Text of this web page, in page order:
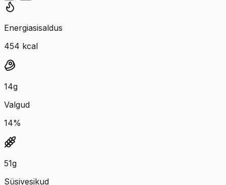
Energiasisaldus
454 kcal
14g
Valgud
14%
51g
Süsivesikud